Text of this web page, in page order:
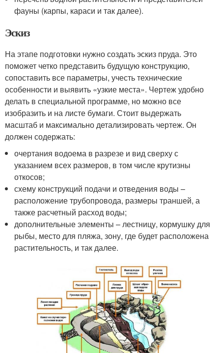
фауны (карпы, караси и так далее).
Эскиз
На этапе подготовки нужно создать эскиз пруда. Это
поможет четко представить будущую конструкцию,
сопоставить все параметры, учесть технические
особенности и выявить «узкие места». Чертеж удобно
делать в специальной программе, но можно все
изобразить и на листе бумаги. Стоит выдержать
масштаб и максимально детализировать чертеж. Он
должен содержать:
очертания водоема в разрезе и вид сверху с
указанием всех размеров, в том числе крутизны
откосов;
схему конструкций подачи и отведения воды –
расположение трубопровода, размеры траншей, а
также расчетный расход воды;
дополнительные элементы – лестницу, кормушку для
рыбы, место для пляжа, зону, где будет расположена
растительность, и так далее.